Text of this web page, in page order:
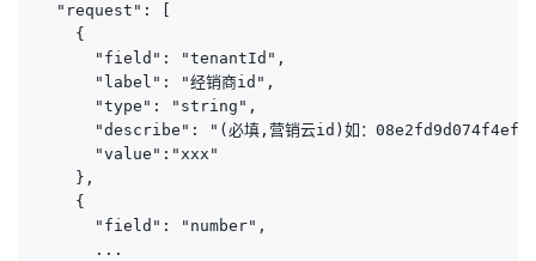
  "request": [
    {
      "field": "tenantId",
      "label": "经销商id",
      "type": "string",
"describe": "(必填,营销云id)如：
      "value":"xxx"
    },
    {
      "field": "number",
      ...